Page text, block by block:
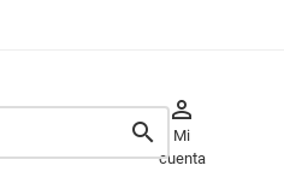


Mi
cuenta